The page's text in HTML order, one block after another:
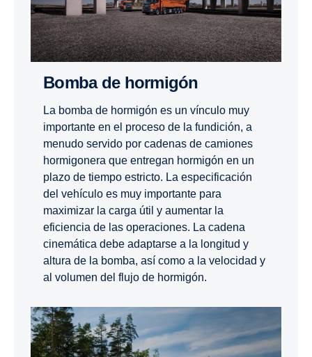
Bomba de hormigón
La bomba de hormigón es un vínculo muy
importante en el proceso de la fundición, a
menudo servido por cadenas de camiones
hormigonera que entregan hormigón en un
plazo de tiempo estricto. La especificación
del vehículo es muy importante para
maximizar la carga útil y aumentar la
eficiencia de las operaciones. La cadena
cinemática debe adaptarse a la longitud y
altura de la bomba, así como a la velocidad y
al volumen del flujo de hormigón.